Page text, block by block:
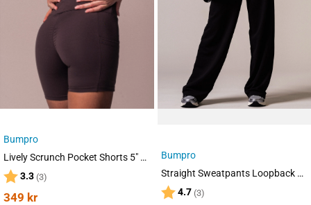
Bumpro
Lively Scrunch Pocket Shorts 5″ Brown Fudge
Karakter:
3.3 (3)
349 kr
Bumpro
Straight Sweatpants Loopback Black
Karakter:
4.7(3)